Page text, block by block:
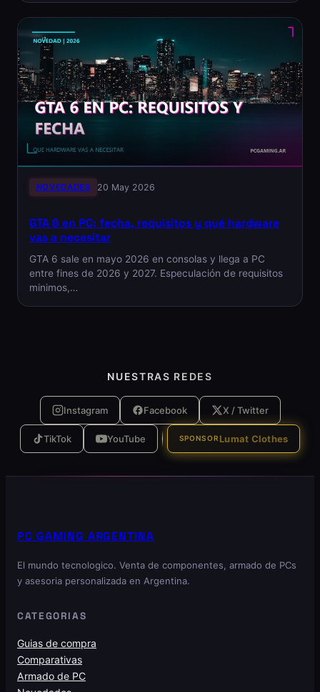
NOVEDADES 20 May 2026
GTA 6 en PC: fecha, requisitos y qué hardware
vas a necesitar
GTA 6 sale en mayo 2026 en consolas y llega a PC
entre fines de 2026 y 2027. Especulación de requisitos
minimos,…
NUESTRAS REDES
Instagram Facebook X / Twitter
TikTok YouTube SPONSOR Lumat Clothes
PC GAMING ARGENTINA
El mundo tecnologico. Venta de componentes, armado de PCs
y asesoria personalizada en Argentina.
CATEGORIAS
Guias de compra
Comparativas
Armado de PC